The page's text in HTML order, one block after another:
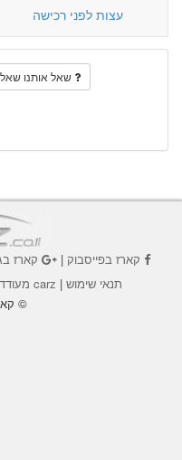
עצות לפני רכישה
שאל אותנו
קארז בפייסבוק| קארז
תנאי שימוש | carz מעודד טבעונות
© קארז